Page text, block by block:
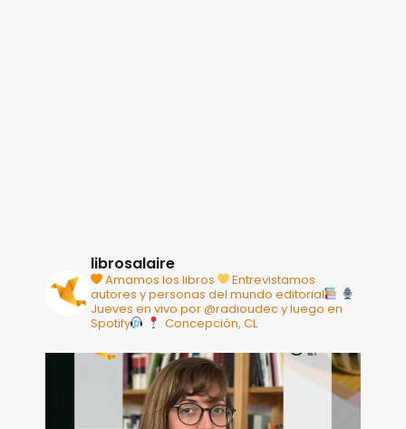
librosalaire
Amamos los libros
Entrevistamos
autores y personas del mundo editorial
Jueves en vivo por @radioudec y luego en
Spotify
Concepción, CL